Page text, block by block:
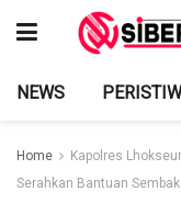
NEWS
Home
Kapolres
Serahkan Bantuan